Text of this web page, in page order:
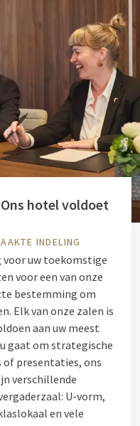
hotel voldoet
INDELING
voor uw toekomstige
voor een van onze
bestemming om
Elk van onze zalen is
aan uw meest
gaat om strategische
of presentaties, ons
verschillende
U-vorm,
en vele